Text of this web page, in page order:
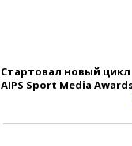
Стартовал новый цикл
AIPS Sport Media